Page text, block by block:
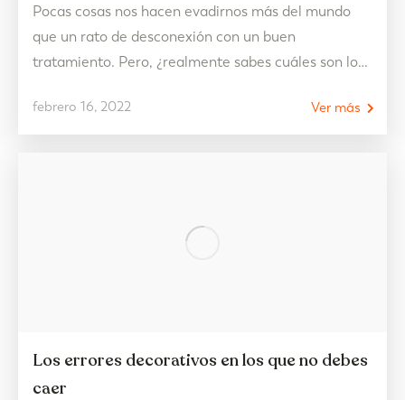
febrero 16, 2022
Pocas cosas nos hacen evadirnos más del mundo
que un rato de desconexión con un buen
tratamiento. Pero, ¿realmente sabes cuáles son los
que pueden hacer por ti, por tu salud física y
mental, vas a querer hacerte uno cada semana. Te
Ver más
Los errores decorativos en los que no debes
caer